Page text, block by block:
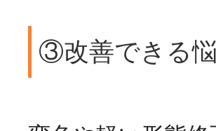
③改善できる